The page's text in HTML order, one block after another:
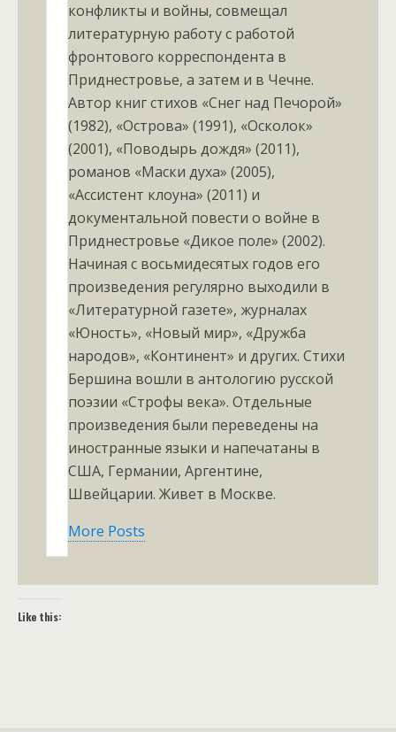
конфликты и войны, совмещал
литературную работу с работой
фронтового корреспондента в
Приднестровье, а затем и в Чечне.
Автор книг стихов «Снег над Печорой»
(1982), «Острова» (1991), «Осколок»
(2001), «Поводырь дождя» (2011),
романов «Маски духа» (2005),
«Ассистент клоуна» (2011) и
документальной повести о войне в
Приднестровье «Дикое поле» (2002).
Начиная с восьмидесятых годов его
произведения регулярно выходили в
«Литературной газете», журналах
«Юность», «Новый мир», «Дружба
народов», «Континент» и других. Стихи
Бершина вошли в антологию русской
поэзии «Строфы века». Отдельные
произведения были переведены на
иностранные языки и напечатаны в
США, Германии, Аргентине,
Швейцарии. Живет в Москве.
More Posts
Like this: